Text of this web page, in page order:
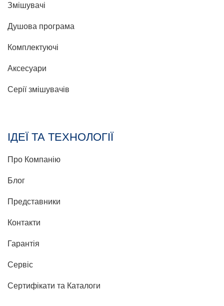
Змішувачі
Душова програма
Комплектуючі
Аксесуари
Серії змішувачів
ІДЕЇ ТА ТЕХНОЛОГІЇ
Про Компанію
Блог
Представники
Контакти
Гарантія
Сервіс
Сертифікати та Каталоги